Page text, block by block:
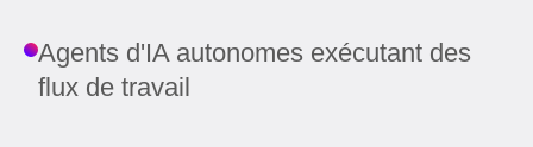
Agents d'IA autonomes exécutant des
flux de travail